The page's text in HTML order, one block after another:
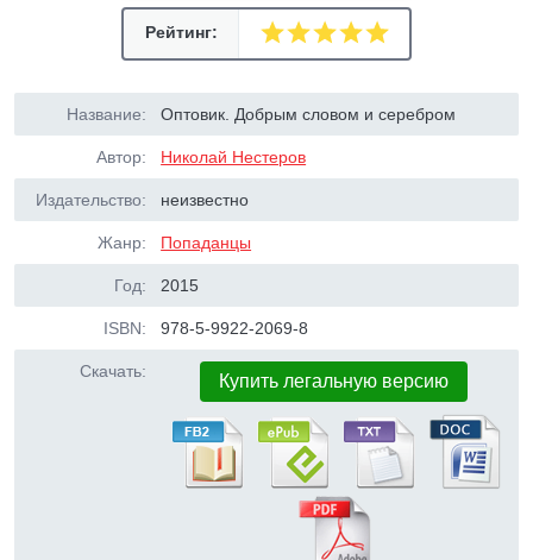
Рейтинг:
Название: Оптовик. Добрым словом и серебром
Автор: Николай Нестеров
Издательство: неизвестно
Жанр: Попаданцы
Год: 2015
ISBN: 978-5-9922-2069-8
Скачать: Купить легальную версию